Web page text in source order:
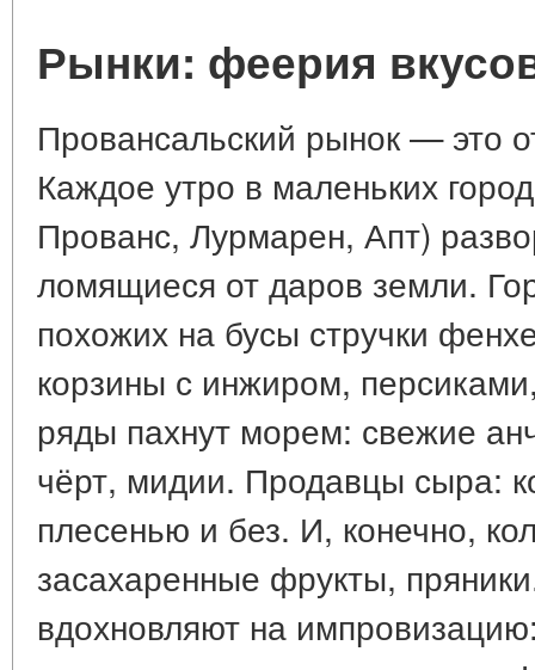
Рынки: феерия
Провансальский рынок — это
Каждое утро в маленьких
Прованс, Лурмарен, Апт)
ломящиеся от даров земли.
похожих на бусы стручки
корзины с инжиром,
ряды пахнут морем: свежие
чёрт, мидии. Продавцы сыра:
плесенью и без. И, конечно,
засахаренные фрукты,
вдохновляют на